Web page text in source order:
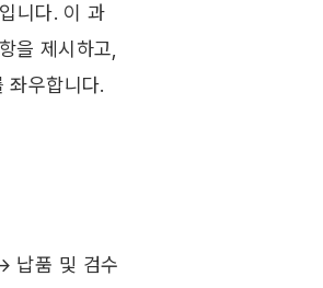
니다. 이 과
을 제시하고,
우합니다.
납품 및 검수